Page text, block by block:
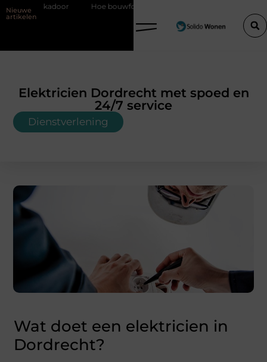
Nieuwe
artikelen
Hoe bouwfolie zorgt voor een sterker en droger bouwproject
Elektricien Dordrecht met spoed en
24/7 service
Dienstverlening
Wat doet een elektricien in
Dordrecht?